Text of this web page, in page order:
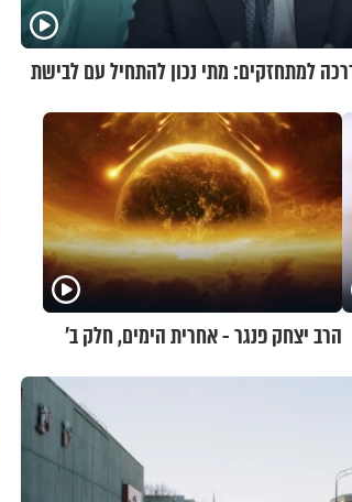
למתחזקים: מתי נכון להתחיל עם לבישת
הרב יצחק פנגר - אחרית הימים, חלק ב’